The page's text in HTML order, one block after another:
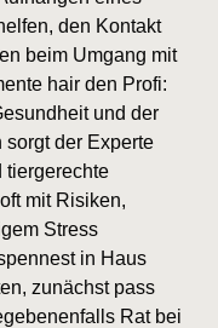
den Kontakt
beim Umgang mit
hair den Profi:
und der
der Experte
tiergerechte
mit Risiken,
Stress
in Haus
zunächst pass
Rat bei